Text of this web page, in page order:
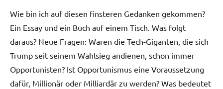
Wie bin ich auf diesen finsteren Gedanken gekommen?
Ein Essay und ein Buch auf einem Tisch. Was folgt
daraus? Neue Fragen: Waren die Tech-Giganten, die sich
Trump seit seinem Wahlsieg andienen, schon immer
Opportunisten? Ist Opportunismus eine Voraussetzung
dafür, Millionär oder Milliardär zu werden? Was bedeutet